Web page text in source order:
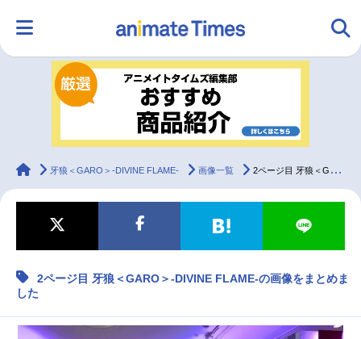
ランキング アニメ
ラジオ
マンガ・ラノベ ゲーム・アプリ 音楽 コスプレ
2.5次元 配信・Vtuber 無料マンガ
最新記事一覧
animateTimes
牙狼＜GARO＞-DIVINE FLAME- 画像一覧 2ページ目 牙狼＜GARO＞-DIVINE FLAME-の画像をまとめました
2ページ目 牙狼＜GARO＞-DIVINE FLAME-の画像をまとめま
した